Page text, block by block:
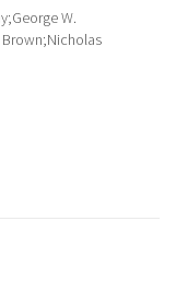
;George W.
;Nicholas